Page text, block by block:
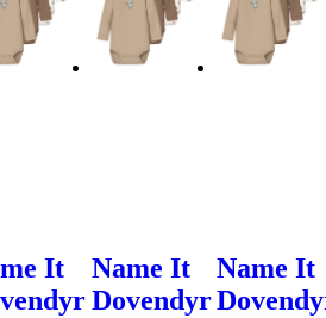
It
Name It
Dovendyr
Name It